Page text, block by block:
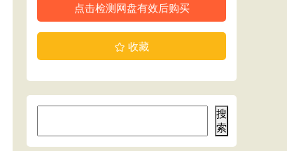
点击检测网盘有效后购买
收藏
搜
索